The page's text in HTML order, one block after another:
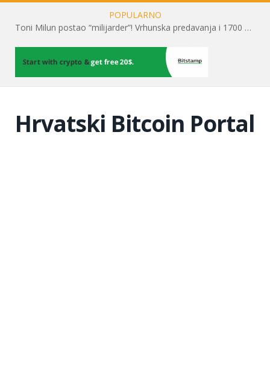
POPULARNO
Toni Milun postao “milijarder”! Vrhunska predavanja i 1700 posjetitelja obilježili su mjesec financijske pismenosti
Hrvatski Bitcoin Portal